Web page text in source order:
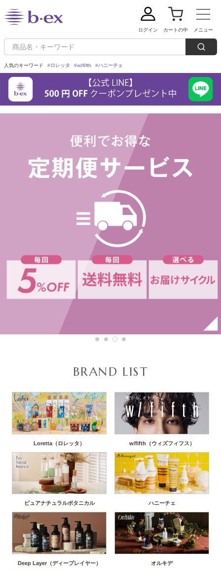
ログイン カートの中 メニュー
人気のキーワード #ロレッタ #w/fifth #ハニーチェ
新規会員登録
ご利用ガイド
定期購入：毎回5%OFFでお買い求めいただけます！
ブランドから探す
ピュアナチュラルボタニカル
ハニーチェ
Deep Layer(ディープレイヤー)
クレイエステ
トリートメント
頭皮クレンジング
お試しセット セット品
スタイリング剤
クーポン
送料無料 定期便
BRAND LIST
Loretta（ロレッタ） w/fifth（ウィズフィフス）
ピュアナチュラルボタニカル ハニーチェ
Deep Layer（ディープレイヤー） オルキデ